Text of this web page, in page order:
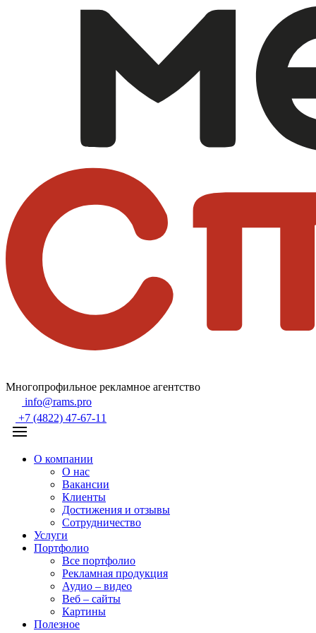
Многопрофильное рекламное агентство
info@rams.pro
+7 (4822) 47-67-11
О компании
О нас
Вакансии
Клиенты
Достижения и отзывы
Сотрудничество
Услуги
Портфолио
Все портфолио
Рекламная продукция
Аудио – видео
Веб – сайты
Картины
Полезное